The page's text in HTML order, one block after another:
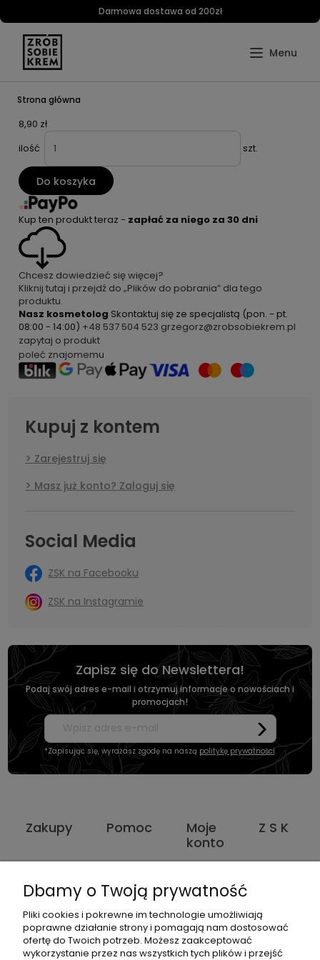
Darmowa dostawa od 200zł
Strona główna
8,90 zł
ilość
szt.
Do koszyka
Kup ten produkt teraz - zapłać za niego za 30 dni
Chcesz dowiedzieć się więcej?
Kliknij tutaj i przejdź do „Plików do pobrania” dla tego
produktu.
Nasz kosmetolog Skontaktuj się ze specjalistą (pon. - pt.
08:00 - 14:00) +48 537 504 523 grzegorz@zrobsobiekrem.pl
zapytaj o produkt
poleć znajomemu
Kupuj z kontem
Zarejestruj się
Masz już konto? Zaloguj się
Social Media
ZSK na Facebooku
ZSK na Instagramie
Zapisz się do Newslettera!
Podaj swój adres e-mail i otrzymuj informacje o nowościach i
promocjach!
*Zapisując się, wyrażasz zgodę na naszą politykę prywatności.
Zakupy Pomoc
Moje
konto
Z S K
Dane
kontaktowe
ul. Jana
Kochanowskiego
18A 59-230
Prochowice
1181638734518358020
Dbamy o Twoją prywatność
Pliki cookies i pokrewne im technologie umożliwiają
poprawne działanie strony i pomagają nam dostosować
ofertę do Twoich potrzeb. Możesz zaakceptować
wykorzystanie przez nas wszystkich tych plików i przejść